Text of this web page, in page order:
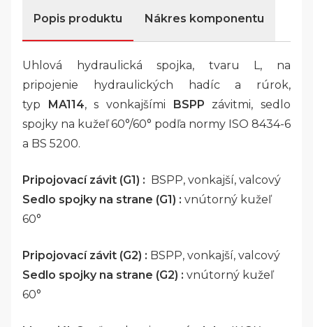
Popis produktu Nákres komponentu
Uhlová hydraulická spojka, tvaru L, na
pripojenie hydraulických hadíc a rúrok,
typ
MA114, s vonkajšími BSPP závitmi, sedlo
spojky na kužeľ 60°/60° podľa normy ISO 8434-6
a BS 5200.
Pripojovací závit (G1) : BSPP, vonkajší, valcový
Sedlo spojky na strane (G1) : vnútorný kužeľ
60°
Pripojovací závit (G2) : BSPP, vonkajší, valcový
Sedlo spojky na strane (G2) : vnútorný kužeľ
60°